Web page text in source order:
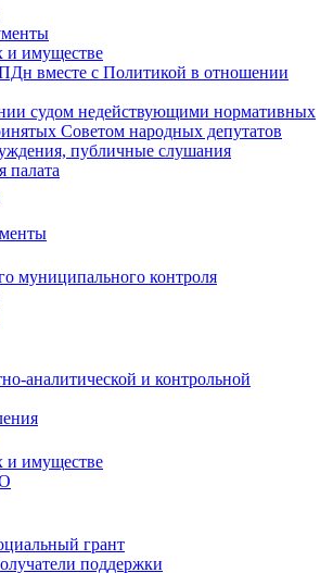
и имуществе
вместе с Политикой в отношении
судом недействующими нормативных
Советом народных депутатов
публичные слушания
палата
муниципального контроля
аналитической и контрольной
и имуществе
грант
поддержки